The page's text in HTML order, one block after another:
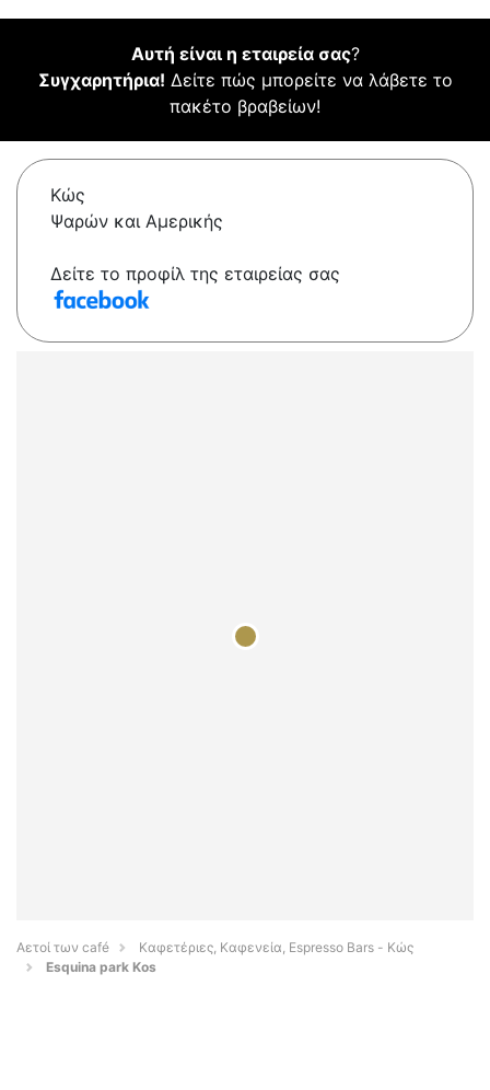
Αυτή είναι η εταιρεία σας?
Συγχαρητήρια! Δείτε πώς μπορείτε να λάβετε το
πακέτο βραβείων!
Κώς
Ψαρών και Αμερικής
Δείτε το προφίλ της εταιρείας σας
Αετοί των café
Καφετέριες, Καφενεία, Espresso Bars - Κώς
Esquina park Kos